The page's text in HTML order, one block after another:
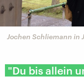
Jochen Schliemann in
"Du bis allein